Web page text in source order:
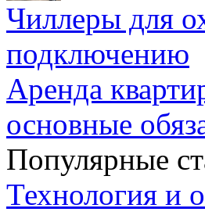
Чиллеры для
подключению
Аренда
основные
Популярные
Технология и